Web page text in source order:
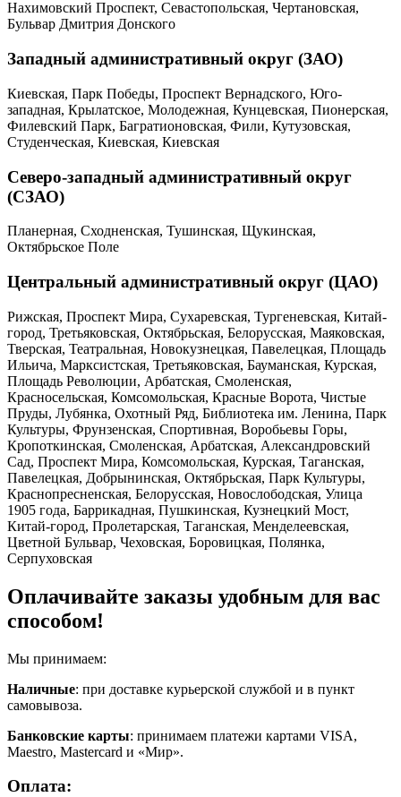
Нахимовский Проспект, Севастопольская, Чертановская,
Бульвар Дмитрия Донского
Западный административный округ (ЗАО)
Киевская, Парк Победы, Проспект Вернадского, Юго-
западная, Крылатское, Молодежная, Кунцевская, Пионерская,
Филевский Парк, Багратионовская, Фили, Кутузовская,
Студенческая, Киевская, Киевская
Северо-западный административный округ
(СЗАО)
Планерная, Сходненская, Тушинская, Щукинская,
Октябрьское Поле
Центральный административный округ (ЦАО)
Рижская, Проспект Мира, Сухаревская, Тургеневская, Китай-
город, Третьяковская, Октябрьская, Белорусская, Маяковская,
Тверская, Театральная, Новокузнецкая, Павелецкая, Площадь
Ильича, Марксистская, Третьяковская, Бауманская, Курская,
Площадь Революции, Арбатская, Смоленская,
Красносельская, Комсомольская, Красные Ворота, Чистые
Пруды, Лубянка, Охотный Ряд, Библиотека им. Ленина, Парк
Культуры, Фрунзенская, Спортивная, Воробьевы Горы,
Кропоткинская, Смоленская, Арбатская, Александровский
Сад, Проспект Мира, Комсомольская, Курская, Таганская,
Павелецкая, Добрынинская, Октябрьская, Парк Культуры,
Краснопресненская, Белорусская, Новослободская, Улица
1905 года, Баррикадная, Пушкинская, Кузнецкий Мост,
Китай-город, Пролетарская, Таганская, Менделеевская,
Цветной Бульвар, Чеховская, Боровицкая, Полянка,
Серпуховская
Оплачивайте заказы удобным для вас
способом!
Мы принимаем:
Наличные: при доставке курьерской службой и в пункт
самовывоза.
Банковские карты: принимаем платежи картами VISA,
Maestro, Masterсard и «Мир».
Оплата: